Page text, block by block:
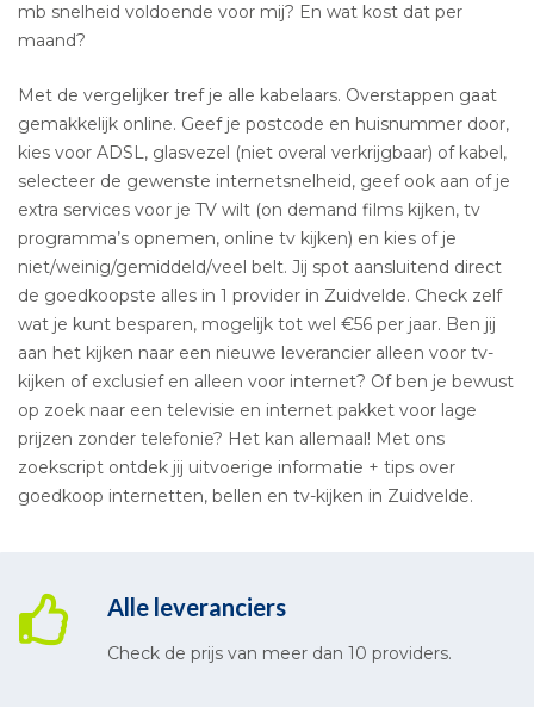
mb snelheid voldoende voor mij? En wat kost dat per
maand?
Met de vergelijker tref je alle kabelaars. Overstappen gaat
gemakkelijk online. Geef je postcode en huisnummer door,
kies voor ADSL, glasvezel (niet overal verkrijgbaar) of kabel,
selecteer de gewenste internetsnelheid, geef ook aan of je
extra services voor je TV wilt (on demand films kijken, tv
programma’s opnemen, online tv kijken) en kies of je
niet/weinig/gemiddeld/veel belt. Jij spot aansluitend direct
de goedkoopste alles in 1 provider in Zuidvelde. Check zelf
wat je kunt besparen, mogelijk tot wel €56 per jaar. Ben jij
aan het kijken naar een nieuwe leverancier alleen voor tv-
kijken of exclusief en alleen voor internet? Of ben je bewust
op zoek naar een televisie en internet pakket voor lage
prijzen zonder telefonie? Het kan allemaal! Met ons
zoekscript ontdek jij uitvoerige informatie + tips over
goedkoop internetten, bellen en tv-kijken in Zuidvelde.
Alle leveranciers
Check de prijs van meer dan 10 providers.